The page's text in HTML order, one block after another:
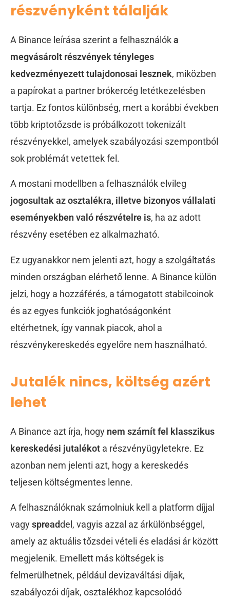
részvényként tálalják
A Binance leírása szerint a felhasználóka
megvásárolt részvények tényleges
kedvezményezett tulajdonosai lesznek, miközben
a papírokat a partner brókercég letétkezelésben
tartja. Ez fontos különbség, mert a korábbi években
több kriptotőzsde is próbálkozott tokenizált
részvényekkel, amelyek szabályozási szempontból
sok problémát vetettek fel.
A mostani modellben a felhasználók elvileg
jogosultak az osztalékra, illetve bizonyos vállalati
eseményekben való részvételre is, ha az adott
részvény esetében ez alkalmazható.
Ez ugyanakkor nem jelenti azt, hogy a szolgáltatás
minden országban elérhető lenne. A Binance külön
jelzi, hogy a hozzáférés, a támogatott stabilcoinok
és az egyes funkciók joghatóságonként
eltérhetnek, így vannak piacok, ahol a
részvénykereskedés egyelőre nem használható.
Jutalék nincs, költség azért
lehet
A Binance azt írja, hogy nem számít fel klasszikus
kereskedési jutalékot a részvényügyletekre. Ez
azonban nem jelenti azt, hogy a kereskedés
teljesen költségmentes lenne.
A felhasználóknak számolniuk kell a platform díjjal
vagyspreaddel, vagyis azzal az árkülönbséggel,
amely az aktuális tőzsdei vételi és eladási ár között
megjelenik. Emellett más költségek is
felmerülhetnek, például devizaváltási díjak,
szabályozói díjak, osztalékhoz kapcsolódó